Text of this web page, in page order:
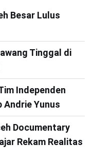
Besar Lulus
Tinggal di
Independen
Andrie Yunus
Documentary
Rekam Realitas